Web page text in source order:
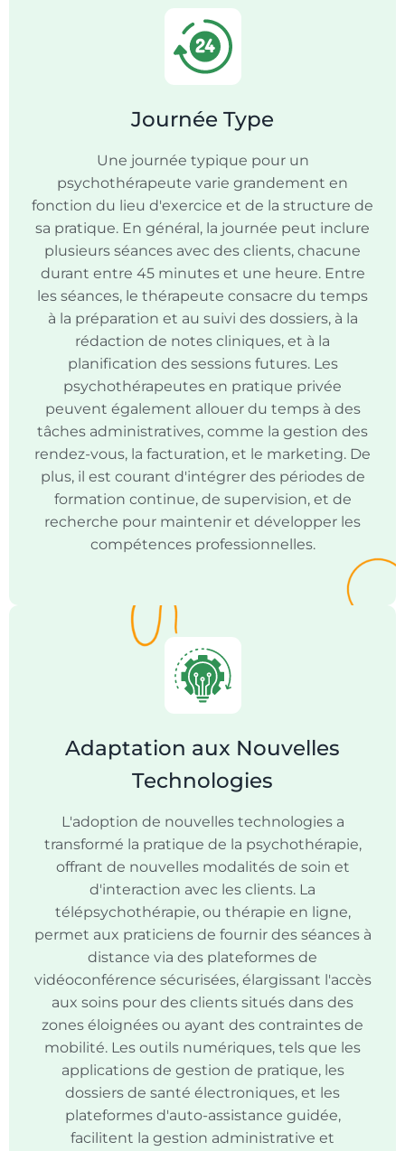
Journée Type
Une journée typique pour un
psychothérapeute varie grandement en
fonction du lieu d'exercice et de la structure de
sa pratique. En général, la journée peut inclure
plusieurs séances avec des clients, chacune
durant entre 45 minutes et une heure. Entre
les séances, le thérapeute consacre du temps
à la préparation et au suivi des dossiers, à la
rédaction de notes cliniques, et à la
planification des sessions futures. Les
psychothérapeutes en pratique privée
peuvent également allouer du temps à des
tâches administratives, comme la gestion des
rendez-vous, la facturation, et le marketing. De
plus, il est courant d'intégrer des périodes de
formation continue, de supervision, et de
recherche pour maintenir et développer les
compétences professionnelles.
Adaptation aux Nouvelles
Technologies
L'adoption de nouvelles technologies a
transformé la pratique de la psychothérapie,
offrant de nouvelles modalités de soin et
d'interaction avec les clients. La
télépsychothérapie, ou thérapie en ligne,
permet aux praticiens de fournir des séances à
distance via des plateformes de
vidéoconférence sécurisées, élargissant l'accès
aux soins pour des clients situés dans des
zones éloignées ou ayant des contraintes de
mobilité. Les outils numériques, tels que les
applications de gestion de pratique, les
dossiers de santé électroniques, et les
plateformes d'auto-assistance guidée,
facilitent la gestion administrative et